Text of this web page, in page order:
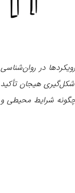
در روان‌شناسی
هیجان تأکید
شرایط محیطی و